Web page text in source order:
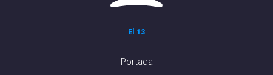
El 13
Portada